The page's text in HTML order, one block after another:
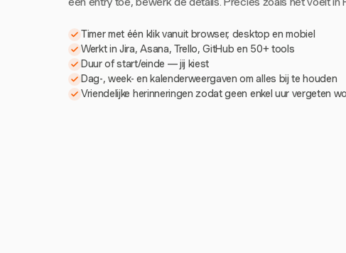
Timer met één klik vanuit browser, desktop en mobiel
Werkt in Jira, Asana, Trello, GitHub en 50+ tools
Duur of start/einde — jij kiest
Dag-, week- en kalenderweergaven om alles bij te houden
Vriendelijke herinneringen zodat geen enkel uur vergeten